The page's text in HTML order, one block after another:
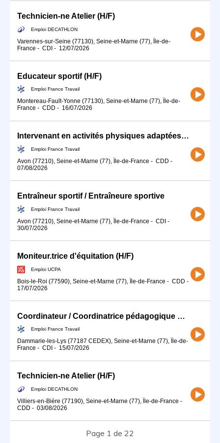
Technicien-ne Atelier (H/F)
Emploi DECATHLON
Varennes-sur-Seine (77130), Seine-et-Marne (77), Île-de-
France - CDI - 12/07/2026
Educateur sportif (H/F)
Emploi France Travail
Montereau-Fault-Yonne (77130), Seine-et-Marne (77), Île-de-
France - CDD - 16/07/2026
Intervenant en activités physiques adaptées (H/F)
Emploi France Travail
Avon (77210), Seine-et-Marne (77), Île-de-France - CDD -
07/08/2026
Entraîneur sportif / Entraîneure sportive
Emploi France Travail
Avon (77210), Seine-et-Marne (77), Île-de-France - CDI -
30/07/2026
Moniteur.trice d'équitation (H/F)
Emploi UCPA
Bois-le-Roi (77590), Seine-et-Marne (77), Île-de-France - CDD -
17/07/2026
Coordinateur / Coordinatrice pédagogique Win Sport School (H/F)
Emploi France Travail
Dammarie-les-Lys (77187 CEDEX), Seine-et-Marne (77), Île-de-
France - CDI - 15/07/2026
Technicien-ne Atelier (H/F)
Emploi DECATHLON
Villiers-en-Bière (77190), Seine-et-Marne (77), Île-de-France -
CDD - 03/08/2026
Page 1 de 22